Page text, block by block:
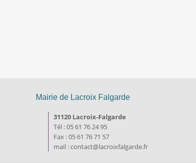
Mairie de Lacroix Falgarde
31120 Lacroix-Falgarde
Tél : 05 61 76 24 95
Fax : 05 61 76 71 57
mail : contact@lacroixfalgarde.fr